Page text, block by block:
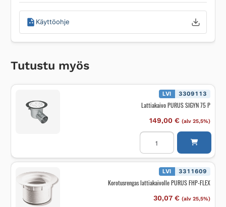
Käyttöohje
Tutustu myös
LVI 3309113
Lattiakaivo PURUS SIGYN 75 P
149,00 € (alv 25,5%)
Lattiakaivo
PURUS
SIGYN
75
P
määrä LVI 3311609
Korotusrengas lattiakaivolle PURUS FHP-FLEX
30,07 € (alv 25,5%)